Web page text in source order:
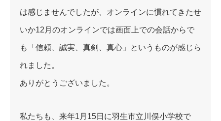
は感じませんでしたが、オンラインに慣れてきたせ
いか12月のオンラインでは画面上での会話からで
も「信頼、誠実、真剣、真心」というものが感じら
れました。
ありがとうございました。
私たちも、来年1月15日に羽生市立川俣小学校で